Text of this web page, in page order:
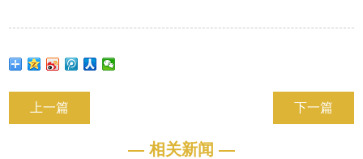
上一篇 下一篇
— 相关新闻 —